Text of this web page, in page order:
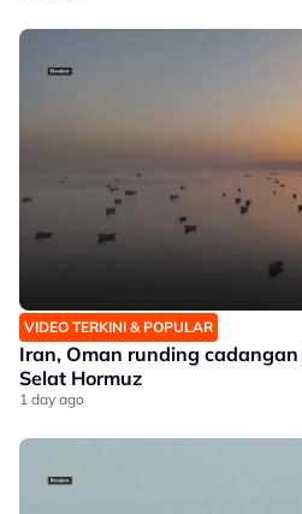
VIDEO TERKINI & POPULAR
Iran, Oman runding
Selat Hormuz
1 day ago